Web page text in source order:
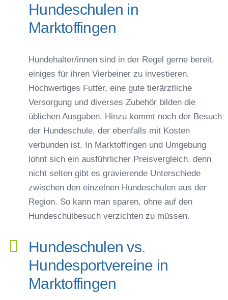
Hundeschulen in
Marktoffingen
Hundehalter/innen sind in der Regel gerne bereit,
einiges für ihren Vierbeiner zu investieren.
Hochwertiges Futter, eine gute tierärztliche
Versorgung und diverses Zubehör bilden die
üblichen Ausgaben. Hinzu kommt noch der Besuch
der Hundeschule, der ebenfalls mit Kosten
verbunden ist. In Marktoffingen und Umgebung
lohnt sich ein ausführlicher Preisvergleich, denn
nicht selten gibt es gravierende Unterschiede
zwischen den einzelnen Hundeschulen aus der
Region. So kann man sparen, ohne auf den
Hundeschulbesuch verzichten zu müssen.
Hundeschulen vs.
Hundesportvereine in
Marktoffingen